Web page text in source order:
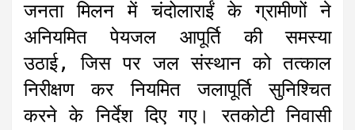
जनता मिलन में चंदोलाराईं के ग्रामीणों ने
अनियमित पेयजल आपूर्ति की समस्या
उठाई, जिस पर जल संस्थान को तत्काल
निरीक्षण कर नियमित जलापूर्ति सुनिश्चित
करने के निर्देश दिए गए। रतकोटी निवासी